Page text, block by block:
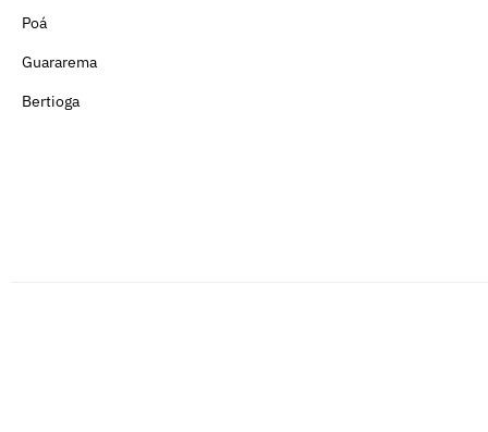
Poá
Guararema
Bertioga